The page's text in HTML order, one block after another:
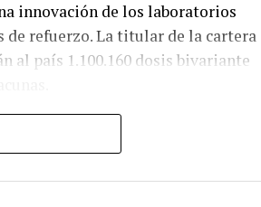
innovación de los laboratorios
de refuerzo. La titular de la cartera
al país 1.100.160 dosis bivariante
En ese marco, la funcionaria
ambos tipos de vacunas,